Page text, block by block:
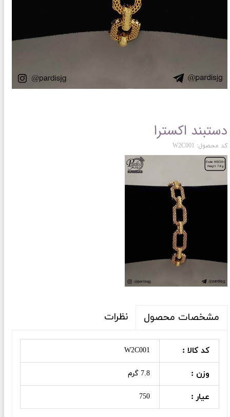
دستبند اکسترا
کد محصول: W2C001
مشخصات محصول نظرات
کد کالا : W2C001
وزن : 7.8 گرم
عیار : 750